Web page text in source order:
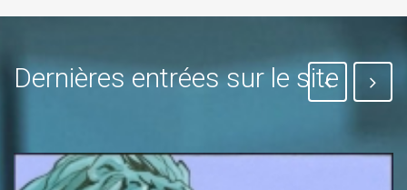
Dernières entrées sur le site